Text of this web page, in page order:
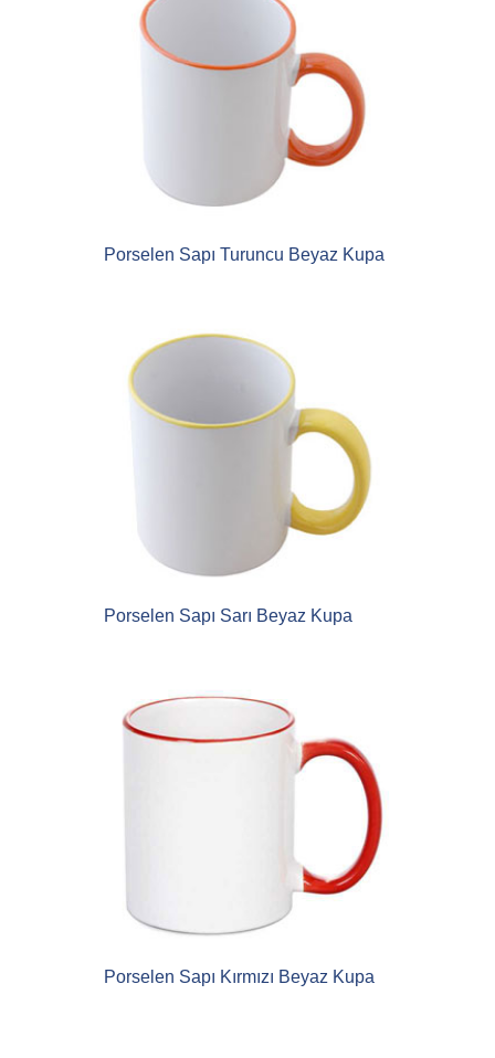
Porselen Sapı Turuncu Beyaz Kupa
Porselen Sapı Sarı Beyaz Kupa
Porselen Sapı Kırmızı Beyaz Kupa